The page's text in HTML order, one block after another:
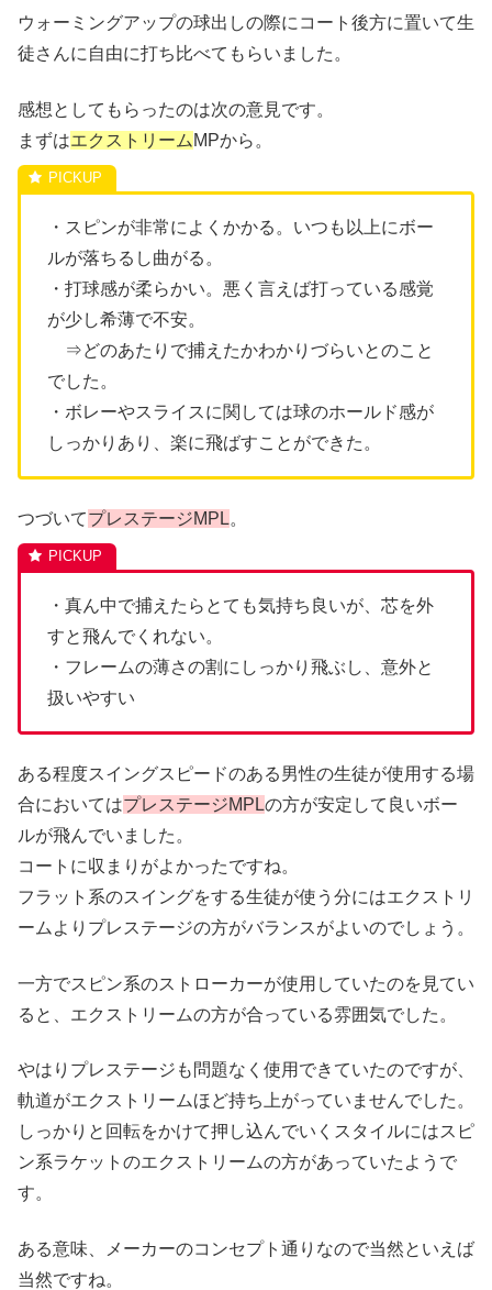
ウォーミングアップの球出しの際にコート後方に置いて生
徒さんに自由に打ち比べてもらいました。
感想としてもらったのは次の意見です。
まずはエクストリーム MPから。
・スピンが非常によくかかる。いつも以上にボー
ルが落ちるし曲がる。
・打球感が柔らかい。悪く言えば打っている感覚
が少し希薄で不安。
⇒どのあたりで捕えたかわかりづらいとのこと
でした。
・ボレーやスライスに関しては球のホールド感が
しっかりあり、楽に飛ばすことができた。
つづいてプレステージMPL。
・真ん中で捕えたらとても気持ち良いが、芯を外
すと飛んでくれない。
・フレームの薄さの割にしっかり飛ぶし、意外と
扱いやすい
ある程度スイングスピードのある男性の生徒が使用する場
合においてはプレステージMPLの方が安定して良いボー
ルが飛んでいました。
コートに収まりがよかったですね。
フラット系のスイングをする生徒が使う分にはエクストリ
ームよりプレステージの方がバランスがよいのでしょう。
一方でスピン系のストローカーが使用していたのを見てい
ると、エクストリームの方が合っている雰囲気でした。
やはりプレステージも問題なく使用できていたのですが、
軌道がエクストリームほど持ち上がっていませんでした。
しっかりと回転をかけて押し込んでいくスタイルにはスピ
ン系ラケットのエクストリームの方があっていたようで
す。
ある意味、メーカーのコンセプト通りなので当然といえば
当然ですね。